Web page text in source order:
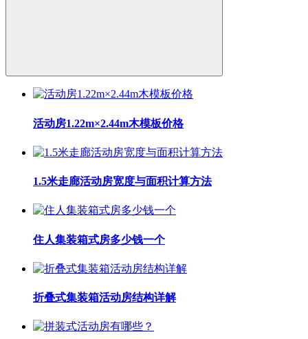
活动房1.22m×2.44m木模板价格
1.5米走廊活动房宽度与面积计算方法
住人集装箱式房多少钱一个
折叠式集装箱活动房结构详解